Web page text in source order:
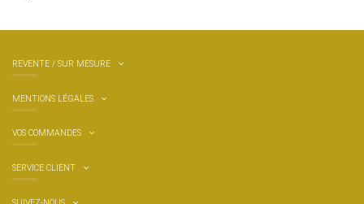
REVENTE / SUR MESURE
MENTIONS LÉGALES
VOS COMMANDES
SERVICE CLIENT